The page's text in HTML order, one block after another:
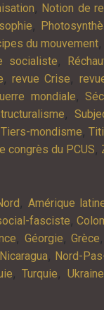
, Notion de
,
du mouvement,
socialiste,
, revue Crise,
mondiale,
,
Tiers-mondisme,
congrès du PCUS,
, Amérique
fasciste,
, Géorgie, Grèce
Nicaragua, Nord-
,Turquie, Ukraine